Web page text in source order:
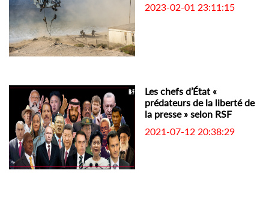
2023-02-01 23:11:15
Les chefs d’État «
prédateurs de la liberté de
la presse » selon RSF
2021-07-12 20:38:29